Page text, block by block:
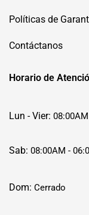
Políticas de
Contáctanos
Horario de
Lun - Vier:
Sab: 08:00AM -
Dom: Cerrado